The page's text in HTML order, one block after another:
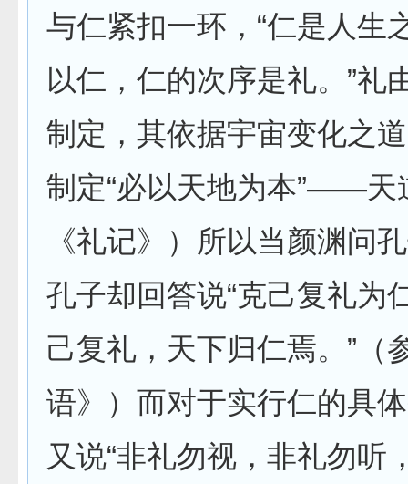
与仁紧扣一环，“仁是人生
以仁，仁的次序是礼。”礼
制定，其依据宇宙变化之
制定“必以天地为本”——天
《礼记》）所以当颜渊问
孔子却回答说“克己复礼为
己复礼，天下归仁焉。”（
语》）而对于实行仁的具
又说“非礼勿视，非礼勿听